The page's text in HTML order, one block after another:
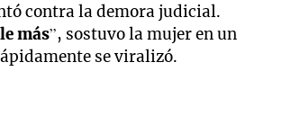
contra la demora judicial.
más”, sostuvo la mujer en un
se viralizó.